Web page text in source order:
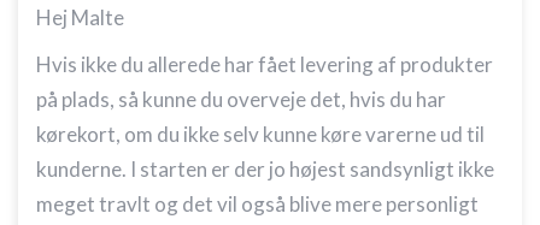
Hej Malte
Hvis ikke du allerede har fået levering af produkter
på plads, så kunne du overveje det, hvis du har
kørekort, om du ikke selv kunne køre varerne ud til
kunderne. I starten er der jo højest sandsynligt ikke
meget travlt og det vil også blive mere personligt